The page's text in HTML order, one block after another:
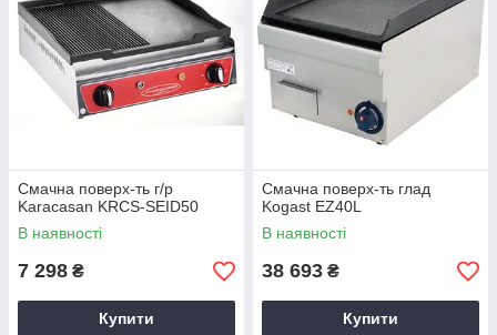
Смачна поверх-ть г/р
Karacasan KRCS-SEID50
В наявності
7 298 ₴
Купити
Смачна поверх-ть глад
Kogast EZ40L
В наявності
38 693 ₴
Купити